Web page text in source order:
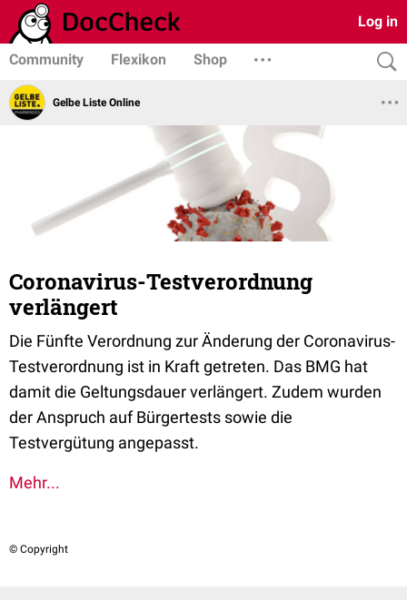
Log in
Community Flexikon Shop
Gelbe Liste Online
Coronavirus-Testverordnung
verlängert
Die Fünfte Verordnung zur Änderung der Coronavirus-
Testverordnung ist in Kraft getreten. Das BMG hat
damit die Geltungsdauer verlängert. Zudem wurden
der Anspruch auf Bürgertests sowie die
Testvergütung angepasst.
Mehr...
© Copyright